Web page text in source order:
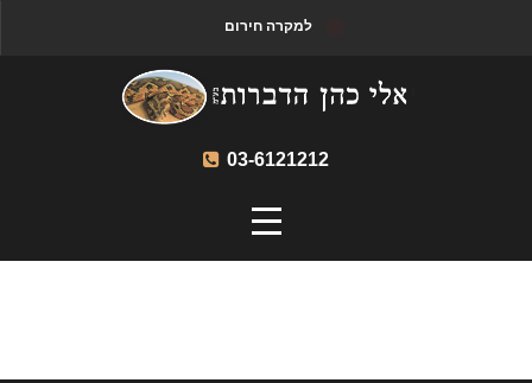
03-6121212
למקרה חירום